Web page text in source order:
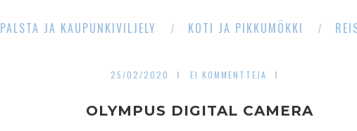
PALSTA JA KAUPUNKIVILJELY KOTI JA PIKKUMÖKKI
25/02/2020 EI KOMMENTTEJA
OLYMPUS DIGITAL CAMERA